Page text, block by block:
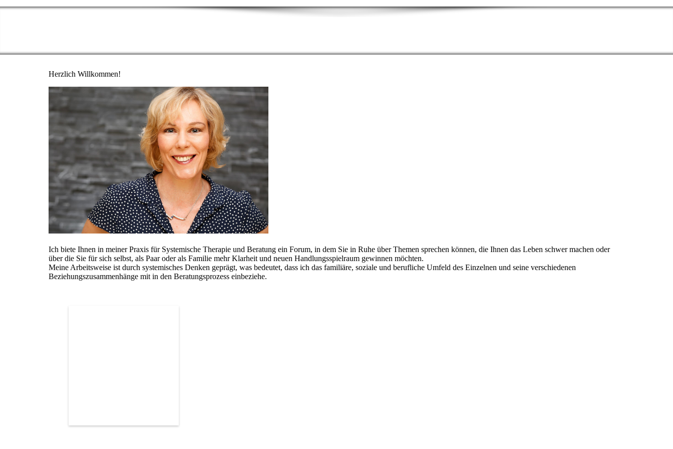
Herzlich Willkommen!
Ich biete Ihnen in meiner Praxis für Systemische Therapie und Beratung ein Forum, in dem Sie in Ruhe über Themen sprechen können, die Ihnen das Leben schwer machen oder
über die Sie für sich selbst, als Paar oder als Familie mehr Klarheit und neuen Handlungsspielraum gewinnen möchten.
Meine Arbeitsweise ist durch systemisches Denken geprägt, was bedeutet, dass ich das familiäre, soziale und berufliche Umfeld des Einzelnen und seine verschiedenen
Beziehungszusammenhänge mit in den Beratungsprozess einbeziehe.